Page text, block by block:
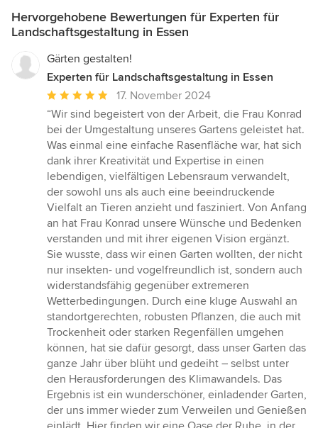
Hervorgehobene Bewertungen für Experten für
Landschaftsgestaltung in Essen
Gärten gestalten!
Experten für Landschaftsgestaltung in Essen
Durchschnittliche
Bewertung:
5
von
5
Sternen
17. November 2024
“Wir sind begeistert von der Arbeit, die Frau Konrad
bei der Umgestaltung unseres Gartens geleistet hat.
Was einmal eine einfache Rasenfläche war, hat sich
dank ihrer Kreativität und Expertise in einen
lebendigen, vielfältigen Lebensraum verwandelt,
der sowohl uns als auch eine beeindruckende
Vielfalt an Tieren anzieht und fasziniert. Von Anfang
an hat Frau Konrad unsere Wünsche und Bedenken
verstanden und mit ihrer eigenen Vision ergänzt.
Sie wusste, dass wir einen Garten wollten, der nicht
nur insekten- und vogelfreundlich ist, sondern auch
widerstandsfähig gegenüber extremeren
Wetterbedingungen. Durch eine kluge Auswahl an
standortgerechten, robusten Pflanzen, die auch mit
Trockenheit oder starken Regenfällen umgehen
können, hat sie dafür gesorgt, dass unser Garten das
ganze Jahr über blüht und gedeiht – selbst unter
den Herausforderungen des Klimawandels. Das
Ergebnis ist ein wunderschöner, einladender Garten,
der uns immer wieder zum Verweilen und Genießen